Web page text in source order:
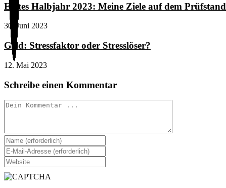
Erstes Halbjahr 2023: Meine Ziele auf dem Prüfstand
30. Juni 2023
Geld: Stressfaktor oder Stresslöser?
12. Mai 2023
Schreibe einen Kommentar
Kommentieren
Gib
deinen
Namen
oder
Benutzernamen
Gib
deine
E-
Mail-
Gib
deine
Website-